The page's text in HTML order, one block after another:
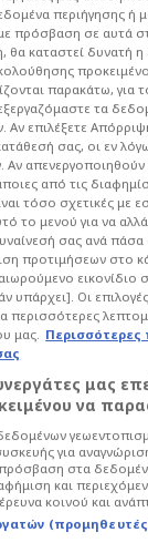
μικρούς
που
, ανέφερε
με τον
δεν
είναι κατά
και στις
έρευνα για
Τι
του
"Επι
περιήγησης ή
πρόσβαση σε αυτά
θα καταστεί δυνατή
παρακάτω, για
τα
Αν επιλέξετε
σας, οι εν
Αν απενεργοποιηθούν
από τις
τόσο σχετικές με
το μενού για να
σας ανά πάσα
προτιμήσεων στο
εικονίδιο
υπάρχει]. Οι
περισσότερες
μας.
μας
να
για
στα
και
κοινού και